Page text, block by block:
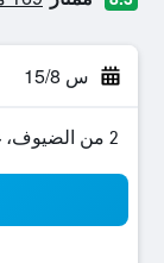
س 15/8
2 من الضيوف، غرفة واحدة